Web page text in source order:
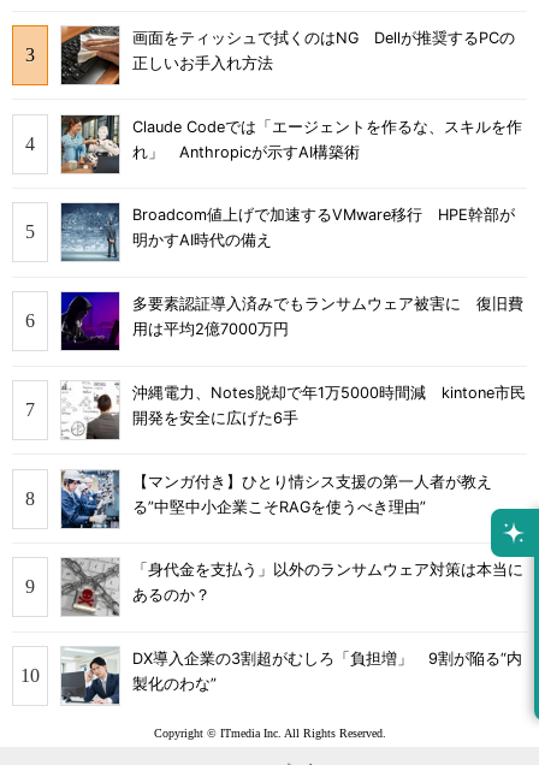
画面をティッシュで拭くのはNG Dellが推奨するPCの
正しいお手入れ方法
Claude Codeでは「エージェントを作るな、スキルを作
れ」 Anthropicが示すAI構築術
Broadcom値上げで加速するVMware移行 HPE幹部が
明かすAI時代の備え
多要素認証導入済みでもランサムウェア被害に 復旧費
用は平均2億7000万円
沖縄電力、Notes脱却で年1万5000時間減 kintone市民
開発を安全に広げた6手
【マンガ付き】ひとり情シス支援の第一人者が教え
る”中堅中小企業こそRAGを使うべき理由”
「身代金を支払う」以外のランサムウェア対策は本当に
あるのか？
DX導入企業の3割超がむしろ「負担増」 9割が陥る“内
製化のわな”
Copyright © ITmedia Inc. All Rights Reserved.